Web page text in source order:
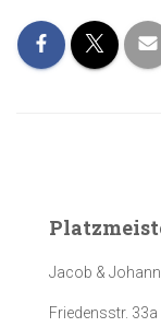
Jacob &
Friedensstr. 33a